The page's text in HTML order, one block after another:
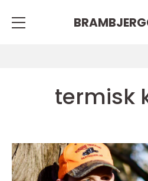
termisk